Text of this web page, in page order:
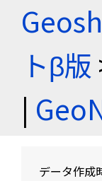
トβ版
|
データ作成